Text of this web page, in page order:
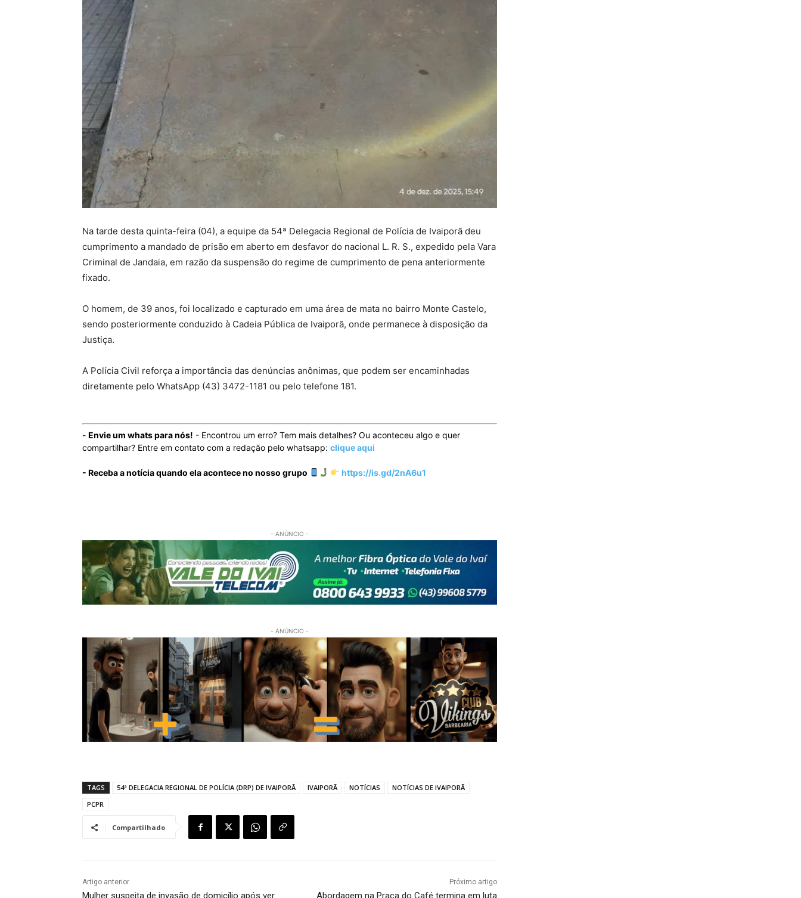
Na tarde desta quinta-feira (04), a equipe da 54ª Delegacia Regional de Polícia de Ivaiporã deu
cumprimento a mandado de prisão em aberto em desfavor do nacional L. R. S., expedido pela Vara
Criminal de Jandaia, em razão da suspensão do regime de cumprimento de pena anteriormente
fixado.
O homem, de 39 anos, foi localizado e capturado em uma área de mata no bairro Monte Castelo,
sendo posteriormente conduzido à Cadeia Pública de Ivaiporã, onde permanece à disposição da
Justiça.
A Polícia Civil reforça a importância das denúncias anônimas, que podem ser encaminhadas
diretamente pelo WhatsApp (43) 3472-1181 ou pelo telefone 181.
- Envie um whats para nós! - Encontrou um erro? Tem mais detalhes? Ou aconteceu algo e quer
compartilhar? Entre em contato com a redação pelo whatsapp: clique aqui
- Receba a notícia quando ela acontece no nosso grupo https://is.gd/2nA6u1
- ANÚNCIO -
- ANÚNCIO -
TAGS 54ª DELEGACIA REGIONAL DE POLÍCIA (DRP) DE IVAIPORÃ IVAIPORÃ NOTÍCIAS
NOTÍCIAS DE IVAIPORÃ
PCPR
Compartilhado
Artigo anterior
Mulher suspeita de invasão de domicílio após ver
Próximo artigo
Abordagem na Praça do Café termina em luta